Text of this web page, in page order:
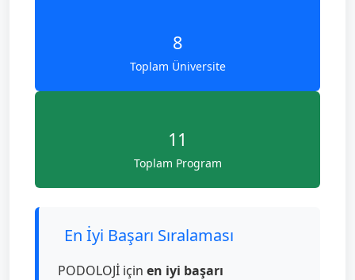
8
Toplam Üniversite
11
Toplam Program
En İyi Başarı Sıralaması
PODOLOJİ için en iyi başarı